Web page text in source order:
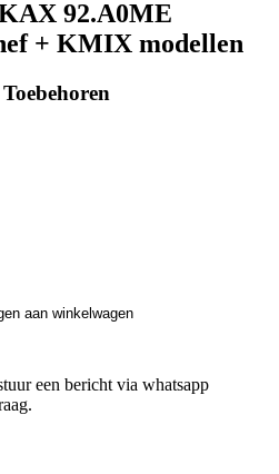
92.A0ME
+ KMIX modellen
aan winkelwagen
een bericht via whatsapp